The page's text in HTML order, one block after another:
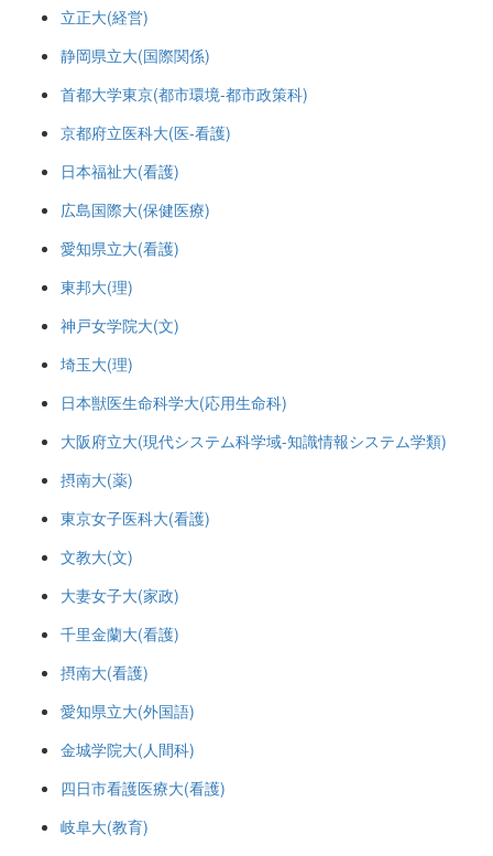
立正大(経営)
静岡県立大(国際関係)
首都大学東京(都市環境-都市政策科)
京都府立医科大(医-看護)
日本福祉大(看護)
広島国際大(保健医療)
愛知県立大(看護)
東邦大(理)
神戸女学院大(文)
埼玉大(理)
日本獣医生命科学大(応用生命科)
大阪府立大(現代システム科学域-知識情報システム学類)
摂南大(薬)
東京女子医科大(看護)
文教大(文)
大妻女子大(家政)
千里金蘭大(看護)
摂南大(看護)
愛知県立大(外国語)
金城学院大(人間科)
四日市看護医療大(看護)
岐阜大(教育)